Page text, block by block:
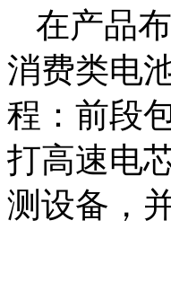
在产品
消费类电
程：前段
打高速电
测设备，